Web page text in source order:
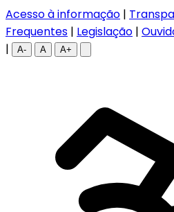
Acesso à informação |
Frequentes | Legislação |
|
A- A A+